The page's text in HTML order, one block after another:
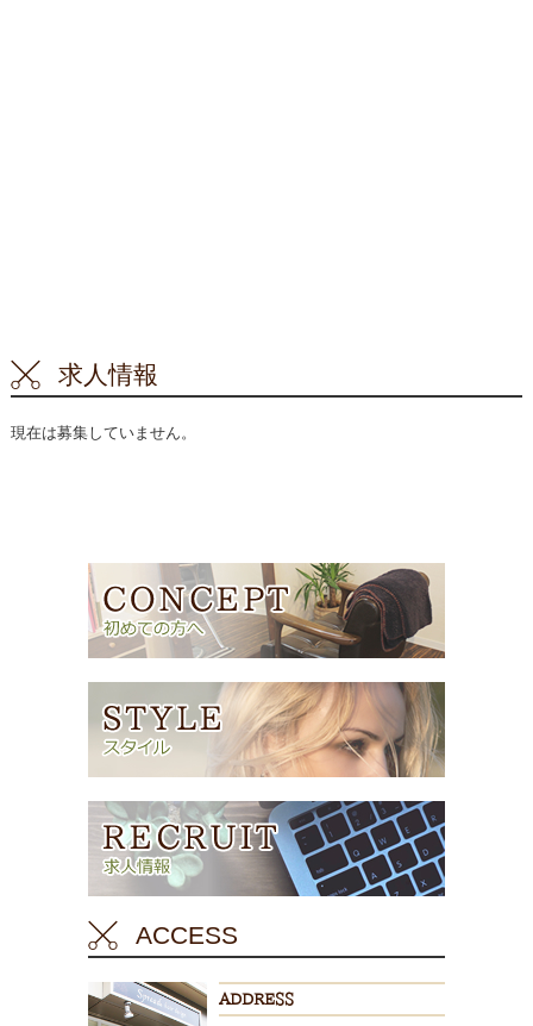
求人情報
現在は募集していません。
ACCESS
ADDRESS